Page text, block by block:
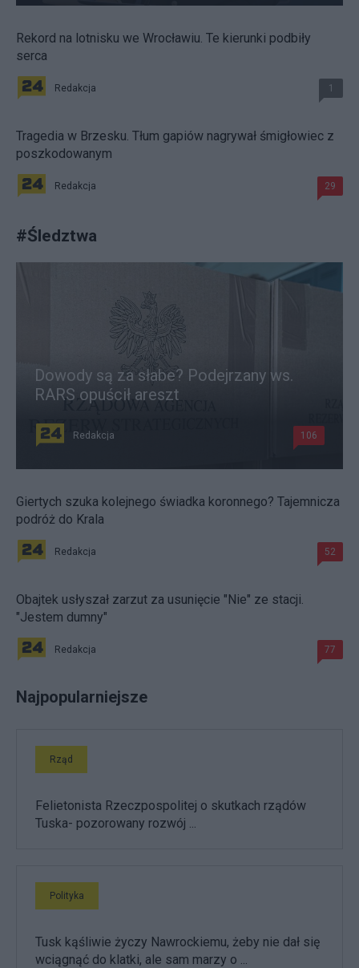
Rekord na lotnisku we Wrocławiu. Te kierunki podbiły
serca
Redakcja 1
Tragedia w Brzesku. Tłum gapiów nagrywał śmigłowiec z
poszkodowanym
Redakcja 29
#Śledztwa
Dowody są za słabe? Podejrzany ws.
RARS opuścił areszt
Redakcja 106
Giertych szuka kolejnego świadka koronnego? Tajemnicza
podróż do Krala
Redakcja 52
Obajtek usłyszał zarzut za usunięcie "Nie" ze stacji.
"Jestem dumny"
Redakcja 77
Najpopularniejsze
Rząd
Felietonista Rzeczpospolitej o skutkach rządów
Tuska- pozorowany rozwój ...
Polityka
Tusk kąśliwie życzy Nawrockiemu, żeby nie dał się
wciągnąć do klatki, ale sam marzy o ...